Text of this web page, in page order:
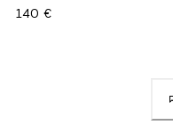
140 €